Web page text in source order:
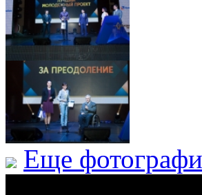
Еще